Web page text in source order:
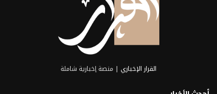
القرار الإخباري | منصة إخبارية شاملة